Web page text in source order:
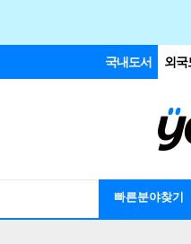
국내도서 외국
빠른분야찾기